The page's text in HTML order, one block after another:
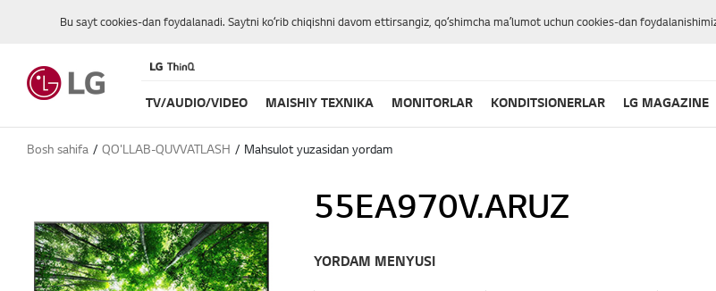
Bu sayt cookies-dan foydalanadi. Saytni koʻrib chiqishni davom ettirsangiz, qoʻshimcha maʼlumot uchun cookies-dan
TV/AUDIO/VIDEO MAISHIY TEXNIKA MONITORLAR KONDITSIONERLAR LG MAGAZINE
Bosh sahifa QO'LLAB-QUVVATLASH Mahsulot yuzasidan yordam
55EA970V.ARUZ
YORDAM MENYUSI